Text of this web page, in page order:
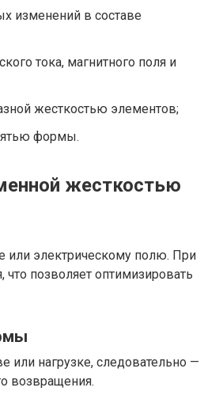
изменений в составе
тока, магнитного поля и
жесткостью элементов;
формы.
жесткостью
или электрическому полю. При
позволяет оптимизировать
или нагрузке, следовательно —
возвращения.